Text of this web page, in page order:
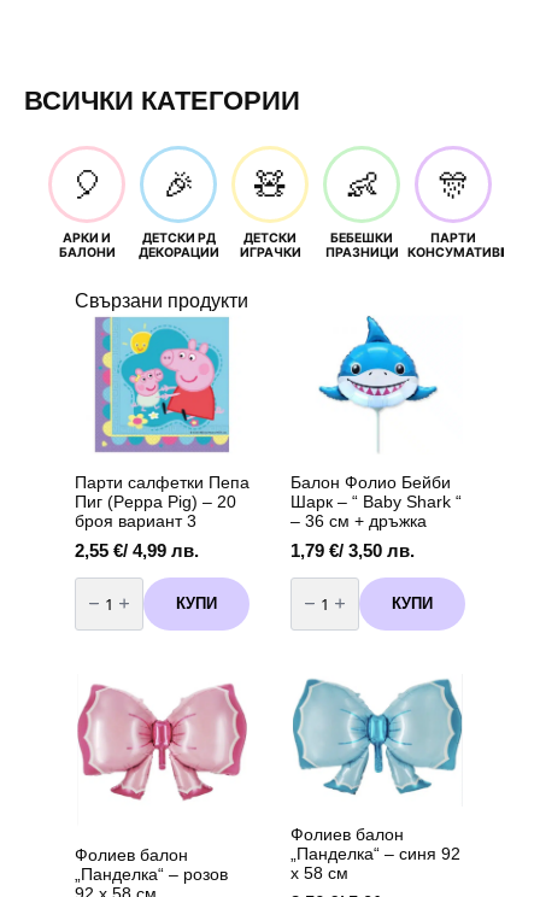
ВСИЧКИ КАТЕГОРИИ
🎈
АРКИ И
БАЛОНИ
🎉
ДЕТСКИ РД
ДЕКОРАЦИИ
🧸
ДЕТСКИ
ИГРАЧКИ
👶
БЕБЕШКИ
ПРАЗНИЦИ
🎊
ПАРТИ
КОНСУМАТИВИ
Свързани продукти
Парти салфетки Пепа
Пиг (Peppa Pig) – 20
броя вариант 3
2,55 €/ 4,99 лв.
количество
за
Парти
салфетки
Pig)
20
броя
вариант
КУПИ
Балон Фолио Бейби
Шарк – “ Baby Shark “
– 36 см + дръжка
1,79 €/ 3,50 лв.
количество
за
Балон
Фолио
Baby
Shark
"
36
КУПИ
Фолиев балон
„Панделка“ – розов
Фолиев балон
„Панделка“ – синя 92
х 58 см